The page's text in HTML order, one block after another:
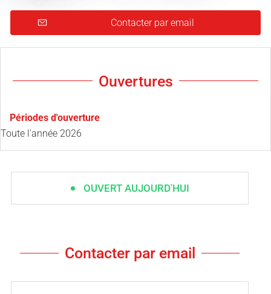
Contacter par email
Ouvertures
Périodes d'ouverture
Toute l'année 2026
OUVERT AUJOURD'HUI
Contacter par email